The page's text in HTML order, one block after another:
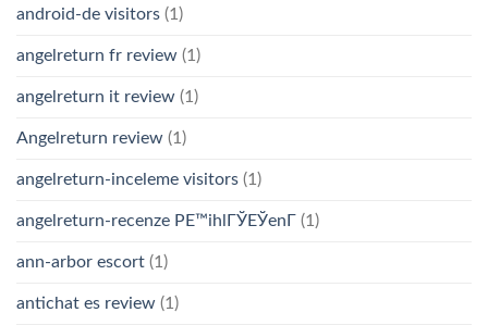
android-de visitors (1)
angelreturn fr review (1)
angelreturn it review (1)
Angelreturn review (1)
angelreturn-inceleme visitors (1)
angelreturn-recenze PЕ™ihlГЎЕЎenГ­ (1)
ann-arbor escort (1)
antichat es review (1)